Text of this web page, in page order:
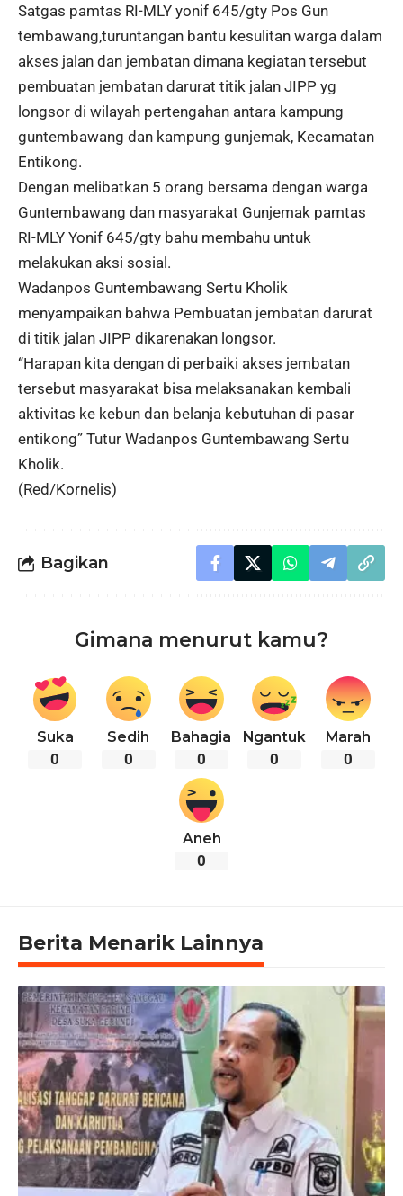
Satgas pamtas RI-MLY yonif 645/gty Pos Gun
tembawang,turuntangan bantu kesulitan warga dalam
akses jalan dan jembatan dimana kegiatan tersebut
pembuatan jembatan darurat titik jalan JIPP yg
longsor di wilayah pertengahan antara kampung
guntembawang dan kampung gunjemak, Kecamatan
Entikong.
Dengan melibatkan 5 orang bersama dengan warga
Guntembawang dan masyarakat Gunjemak pamtas
RI-MLY Yonif 645/gty bahu membahu untuk
melakukan aksi sosial.
Wadanpos Guntembawang Sertu Kholik
menyampaikan bahwa Pembuatan jembatan darurat
di titik jalan JIPP dikarenakan longsor.
“Harapan kita dengan di perbaiki akses jembatan
tersebut masyarakat bisa melaksanakan kembali
aktivitas ke kebun dan belanja kebutuhan di pasar
entikong” Tutur Wadanpos Guntembawang Sertu
Kholik.
(Red/Kornelis)
Bagikan
Gimana menurut kamu?
Suka
0
Sedih
0
Bahagia
0
Ngantuk
0
Marah
0
Aneh
0
Berita Menarik Lainnya